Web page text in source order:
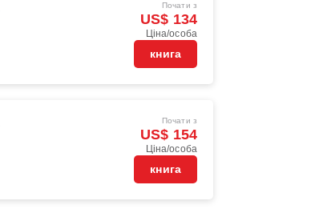
Почати з
US$ 134
Ціна/особа
книга
Почати з
US$ 154
Ціна/особа
книга